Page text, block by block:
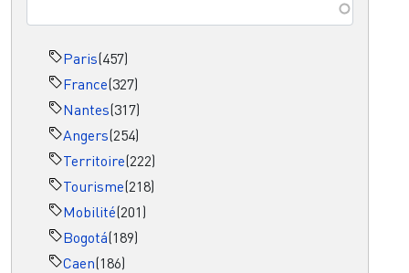
Paris(457)
France(327)
Nantes(317)
Angers(254)
Territoire(222)
Tourisme(218)
Mobilité(201)
Bogotá(189)
Caen(186)